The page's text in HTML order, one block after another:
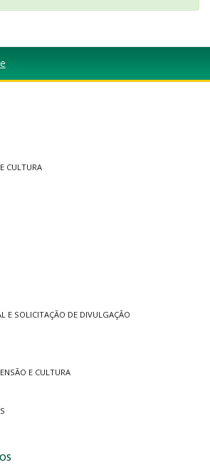
CULTURA
E SOLICITAÇÃO DE DIVULGAÇÃO
E CULTURA